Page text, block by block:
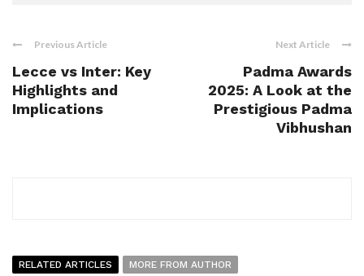
Previous Article
Lecce vs Inter: Key
Highlights and
Implications
Next Article
Padma Awards
2025: A Look at the
Prestigious Padma
Vibhushan
RELATED ARTICLES MORE FROM AUTHOR